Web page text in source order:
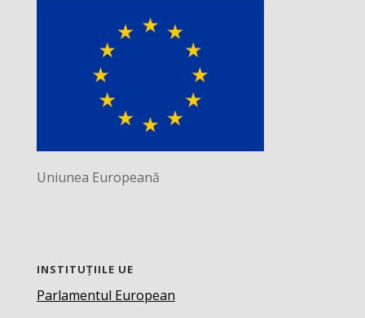
Uniunea Europeană
INSTITUȚIILE UE
Parlamentul European